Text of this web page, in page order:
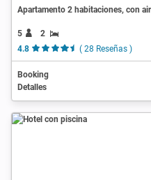
Apartamento 2 habitaciones, con
5
2
4.8
( 28 Reseñas )
Booking
Detalles